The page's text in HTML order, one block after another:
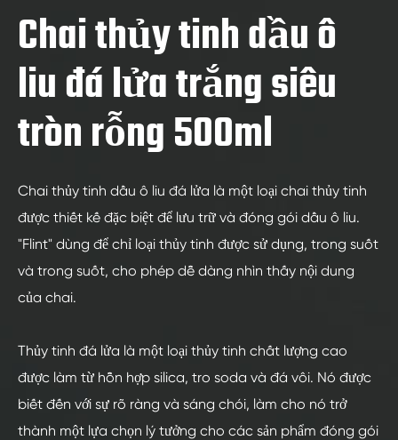
Chai thủy tinh dầu ô
liu đá lửa trắng siêu
tròn rỗng 500ml
Chai thủy tinh dầu ô liu đá lửa là một loại chai thủy tinh
được thiết kế đặc biệt để lưu trữ và đóng gói dầu ô liu.
"Flint" dùng để chỉ loại thủy tinh được sử dụng, trong suốt
và trong suốt, cho phép dễ dàng nhìn thấy nội dung
của chai.
Thủy tinh đá lửa là một loại thủy tinh chất lượng cao
được làm từ hỗn hợp silica, tro soda và đá vôi. Nó được
biết đến với sự rõ ràng và sáng chói, làm cho nó trở
thành một lựa chọn lý tưởng cho các sản phẩm đóng gói